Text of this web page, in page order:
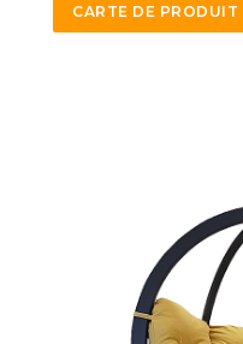
CARTE DE PRODUIT